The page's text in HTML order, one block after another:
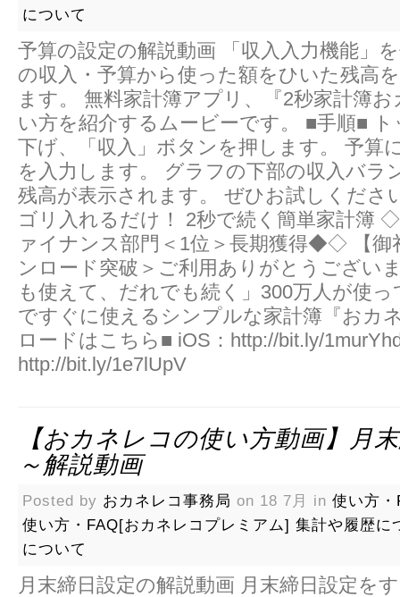
について
予算の設定の解説動画 「収入入力機能」
の収入・予算から使った額をひいた残高
ます。 無料家計簿アプリ、『2秒家計簿
い方を紹介するムービーです。 ■手順■
下げ、「収入」ボタンを押します。 予算
を入力します。 グラフの下部の収入バラ
残高が表示されます。 ぜひお試しくださ
ゴリ入れるだけ！ 2秒で続く簡単家計簿
ァイナンス部門＜1位＞長期獲得◆◇ 【御
ンロード突破＞ご利用ありがとうござい
も使えて、だれでも続く」300万人が使っ
ですぐに使えるシン­プルな家計簿『おカ
ロードはこちら■ iOS：http://bit.ly/
http://bit.ly/1e7lUpV
【おカネレコの使い方動画】月
～解説動画
Posted by おカネレコ事務局 on 18 7月 in 使い方
使い方・FAQ[おカネレコプレミアム] 集計や履歴に
について
月末締日設定の解説動画 月末締日設定を